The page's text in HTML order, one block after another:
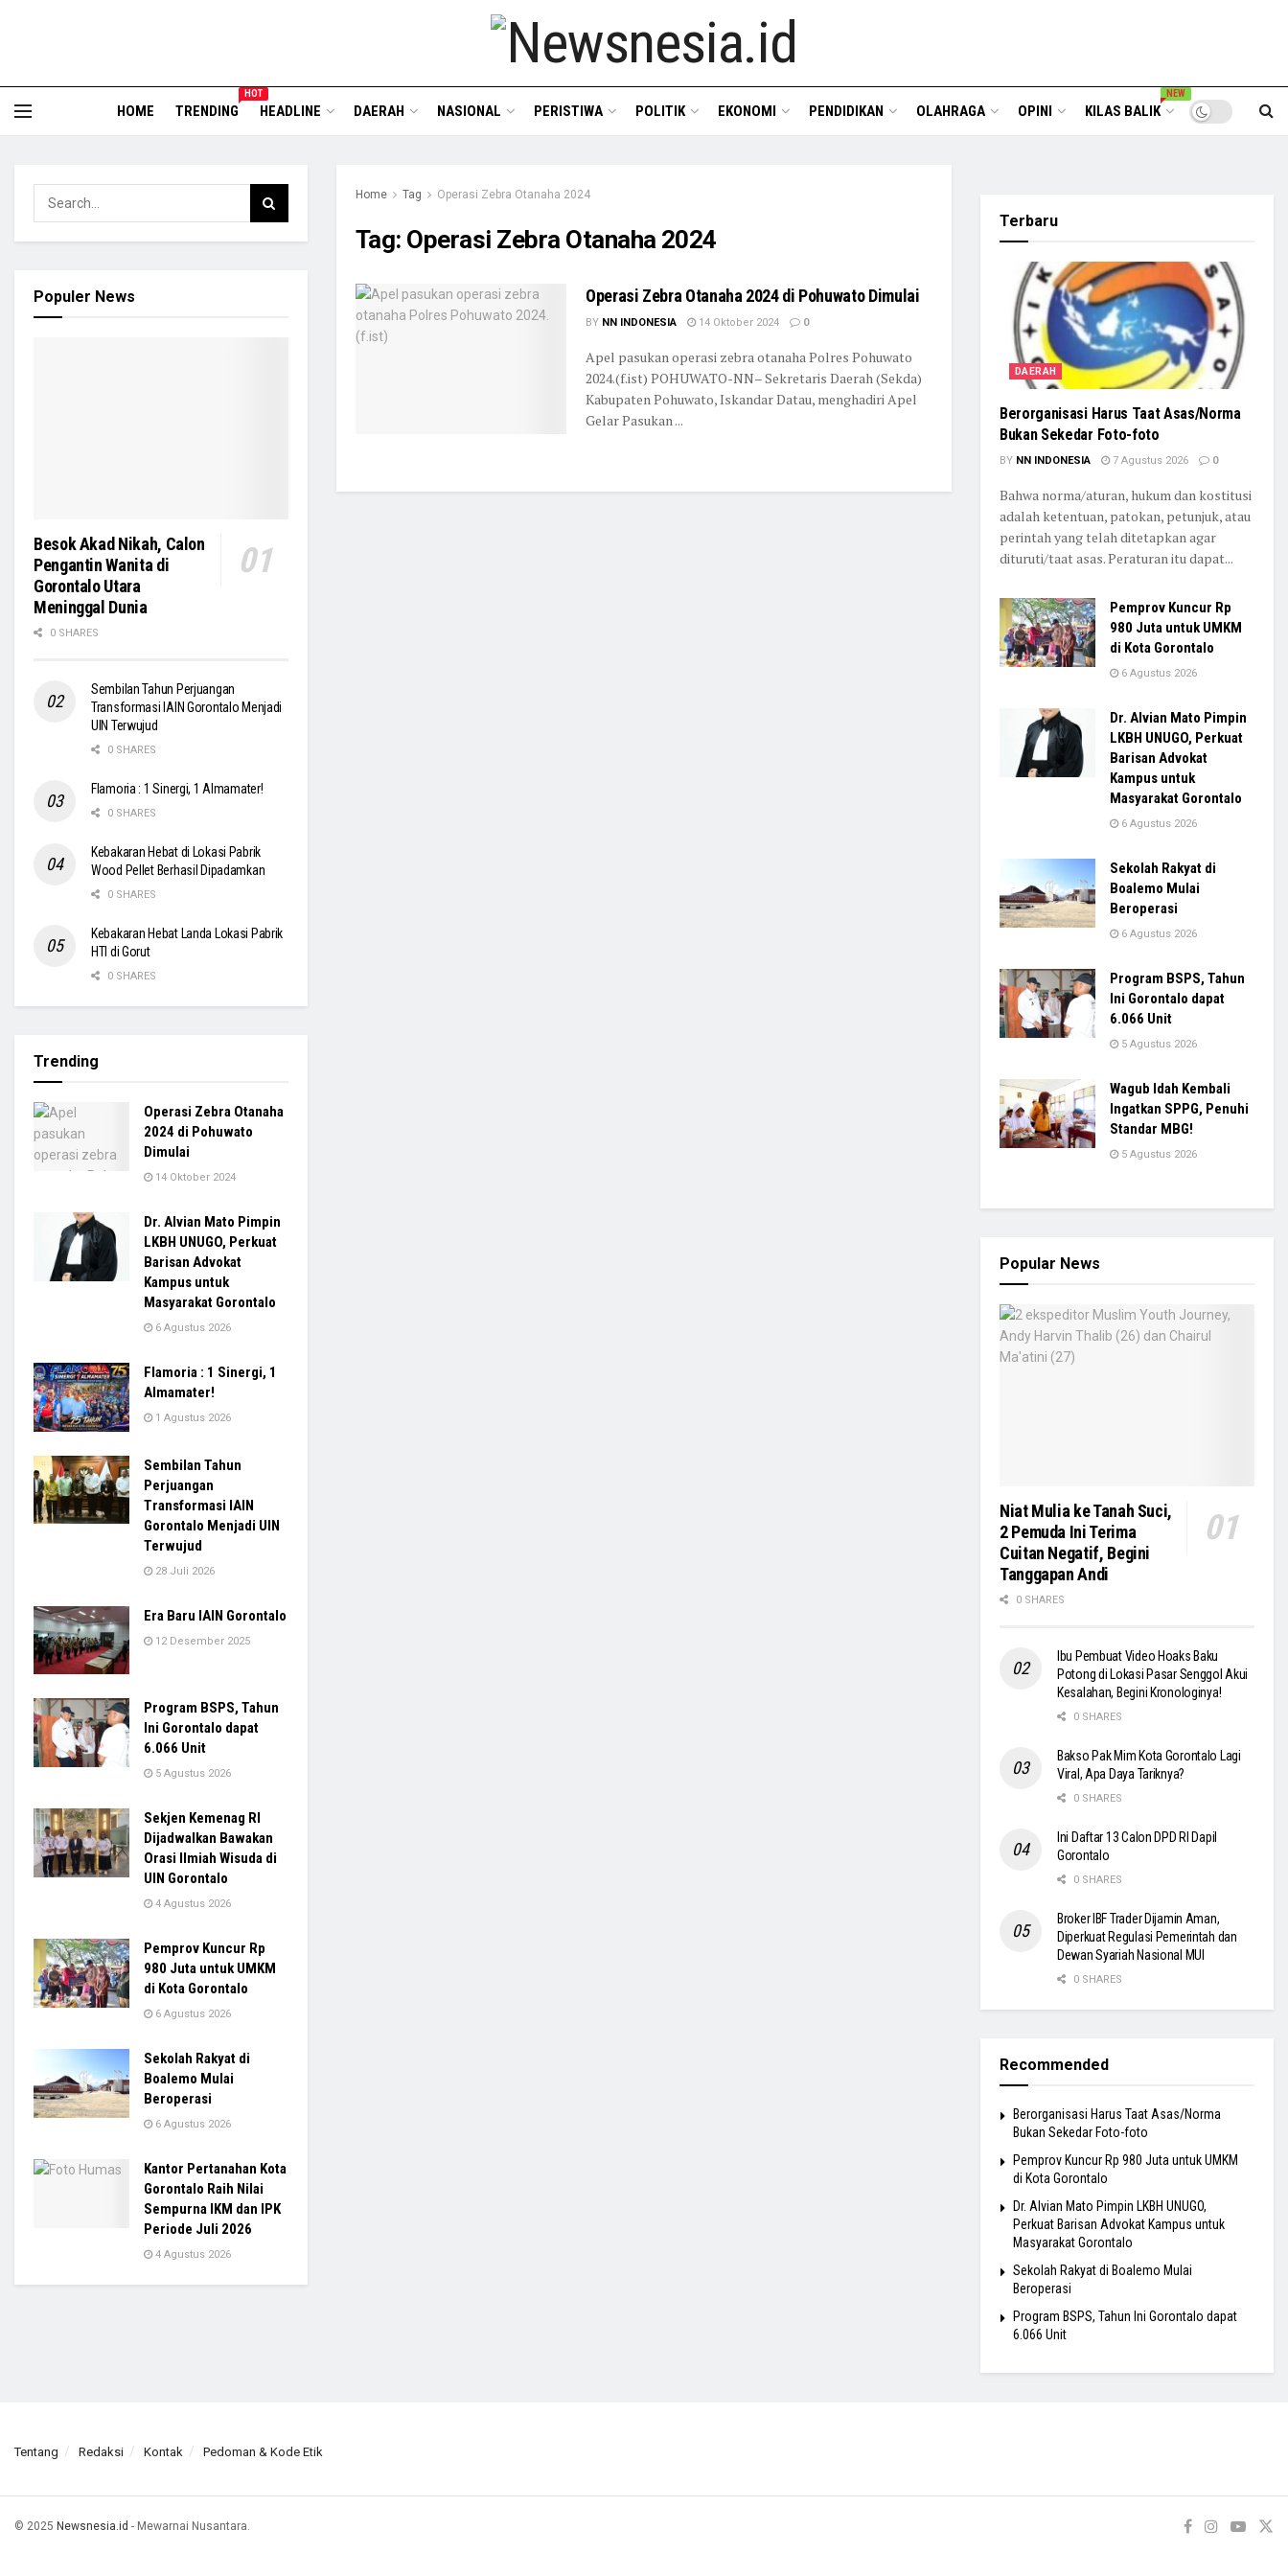
HOME TRENDING
HOT
HEADLINE DAERAH NASIONAL PERISTIWA POLITIK EKONOMI PENDIDIKAN OLAHRAGA OPINI KILAS BALIK
NEW
Home Tag Operasi Zebra Otanaha 2024
Tag: Operasi Zebra Otanaha 2024
Operasi Zebra Otanaha 2024 di Pohuwato Dimulai
BY NN INDONESIA 14 Oktober 2024 0
Apel pasukan operasi zebra otanaha Polres Pohuwato
2024.(f.ist) POHUWATO-NN– Sekretaris Daerah (Sekda)
Kabupaten Pohuwato, Iskandar Datau, menghadiri Apel
Gelar Pasukan ...
Populer News
Besok Akad Nikah, Calon
Pengantin Wanita di
Gorontalo Utara
Meninggal Dunia
0 SHARES
Sembilan Tahun Perjuangan
Transformasi IAIN Gorontalo Menjadi
UIN Terwujud
0 SHARES
Flamoria : 1 Sinergi, 1 Almamater!
0 SHARES
Kebakaran Hebat di Lokasi Pabrik
Wood Pellet Berhasil Dipadamkan
0 SHARES
Kebakaran Hebat Landa Lokasi Pabrik
HTI di Gorut
0 SHARES
Trending
Operasi Zebra Otanaha
2024 di Pohuwato
Dimulai
14 Oktober 2024
Dr. Alvian Mato Pimpin
LKBH UNUGO, Perkuat
Barisan Advokat
Kampus untuk
Masyarakat Gorontalo
6 Agustus 2026
Flamoria : 1 Sinergi, 1
Almamater!
1 Agustus 2026
Sembilan Tahun
Perjuangan
Transformasi IAIN
Gorontalo Menjadi UIN
Terwujud
28 Juli 2026
Era Baru IAIN Gorontalo
12 Desember 2025
Program BSPS, Tahun
Ini Gorontalo dapat
6.066 Unit
5 Agustus 2026
Sekjen Kemenag RI
Dijadwalkan Bawakan
Orasi Ilmiah Wisuda di
UIN Gorontalo
4 Agustus 2026
Pemprov Kuncur Rp
980 Juta untuk UMKM
di Kota Gorontalo
6 Agustus 2026
Sekolah Rakyat di
Boalemo Mulai
Beroperasi
6 Agustus 2026
Kantor Pertanahan Kota
Gorontalo Raih Nilai
Sempurna IKM dan IPK
Periode Juli 2026
4 Agustus 2026
Terbaru
DAERAH
Berorganisasi Harus Taat Asas/Norma
Bukan Sekedar Foto-foto
BY NN INDONESIA 7 Agustus 2026 0
Bahwa norma/aturan, hukum dan kostitusi
adalah ketentuan, patokan, petunjuk, atau
perintah yang telah ditetapkan agar
dituruti/taat asas. Peraturan itu dapat...
Pemprov Kuncur Rp
980 Juta untuk UMKM
di Kota Gorontalo
6 Agustus 2026
Dr. Alvian Mato Pimpin
LKBH UNUGO, Perkuat
Barisan Advokat
Kampus untuk
Masyarakat Gorontalo
6 Agustus 2026
Sekolah Rakyat di
Boalemo Mulai
Beroperasi
6 Agustus 2026
Program BSPS, Tahun
Ini Gorontalo dapat
6.066 Unit
5 Agustus 2026
Wagub Idah Kembali
Ingatkan SPPG, Penuhi
Standar MBG!
5 Agustus 2026
Popular News
Niat Mulia ke Tanah Suci,
2 Pemuda Ini Terima
Cuitan Negatif, Begini
Tanggapan Andi
0 SHARES
Ibu Pembuat Video Hoaks Baku
Potong di Lokasi Pasar Senggol Akui
Kesalahan, Begini Kronologinya!
0 SHARES
Bakso Pak Mim Kota Gorontalo Lagi
Viral, Apa Daya Tariknya?
0 SHARES
Ini Daftar 13 Calon DPD RI Dapil
Gorontalo
0 SHARES
Broker IBF Trader Dijamin Aman,
Diperkuat Regulasi Pemerintah dan
Dewan Syariah Nasional MUI
0 SHARES
Recommended
Berorganisasi Harus Taat Asas/Norma
Bukan Sekedar Foto-foto
Pemprov Kuncur Rp 980 Juta untuk UMKM
di Kota Gorontalo
Dr. Alvian Mato Pimpin LKBH UNUGO,
Perkuat Barisan Advokat Kampus untuk
Masyarakat Gorontalo
Sekolah Rakyat di Boalemo Mulai
Beroperasi
Program BSPS, Tahun Ini Gorontalo dapat
6.066 Unit
Tentang Redaksi Kontak Pedoman & Kode Etik
© 2025 Newsnesia.id - Mewarnai Nusantara.